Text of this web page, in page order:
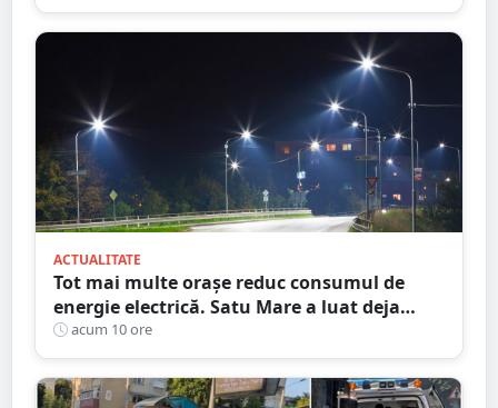
ACTUALITATE
Tot mai multe orașe reduc consumul de
energie electrică. Satu Mare a luat deja
măsuri. Cu ce soluții au venit ceilalți
primari
acum 10 ore